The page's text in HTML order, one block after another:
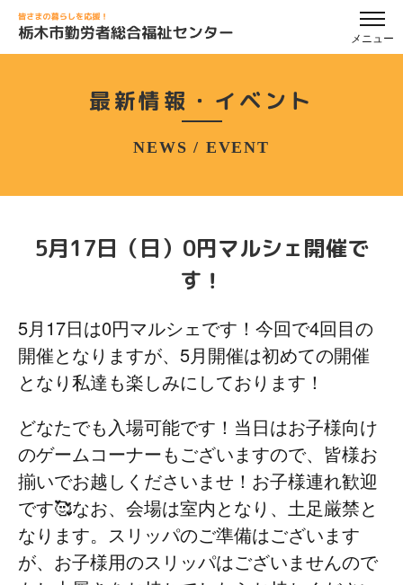
メニュー
最新情報・イベント
NEWS / EVENT
5月17日（日）0円マルシェ開催で
す！
5月17日は0円マルシェです！今回で4回目の
開催となりますが、5月開催は初めての開催
となり私達も楽しみにしております！
どなたでも入場可能です！当日はお子様向け
のゲームコーナーもございますので、皆様お
揃いでお越しくださいませ！お子様連れ歓迎
です🥰なお、会場は室内となり、土足厳禁と
なります。スリッパのご準備はございます
が、お子様用のスリッパはございませんので